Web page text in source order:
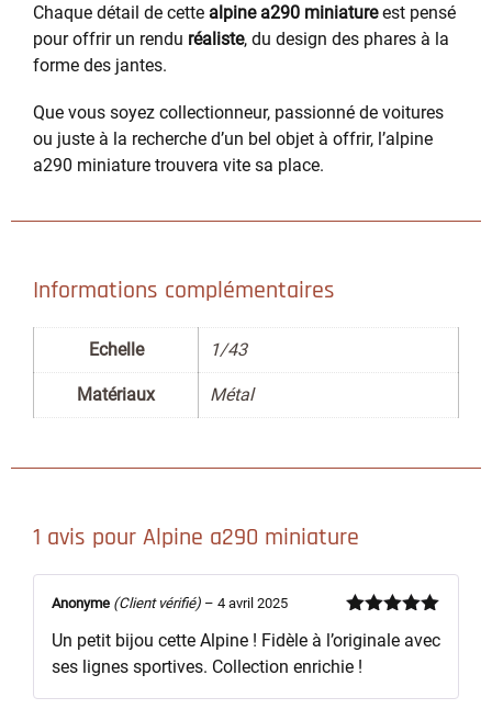
Chaque détail de cette alpine a290 miniatureest pensé
pour offrir un rendu réaliste, du design des phares à la
forme des jantes.
Que vous soyez collectionneur, passionné de voitures
ou juste à la recherche d’un bel objet à offrir, l’alpine
a290 miniature trouvera vite sa place.
Informations complémentaires
Echelle 1/43
Matériaux Métal
1 avis pour Alpine a290 miniature
5
Anonyme (Client vérifié) – 4 avril 2025
Un petit bijou cette Alpine ! Fidèle à l’originale avec
ses lignes sportives. Collection enrichie !